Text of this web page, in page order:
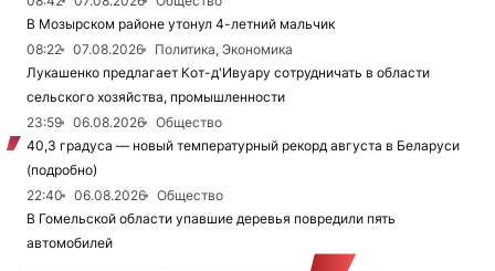
В Мозырском районе утонул 4-летний мальчик
08:22
07.08.2026
Политика, Экономика
Лукашенко предлагает Кот-д'Ивуару сотрудничать в области
сельского хозяйства, промышленности
23:59
06.08.2026
Общество
40,3 градуса — новый температурный рекорд августа в Беларуси
(подробно)
22:40
06.08.2026
Общество
В Гомельской области упавшие деревья повредили пять
автомобилей